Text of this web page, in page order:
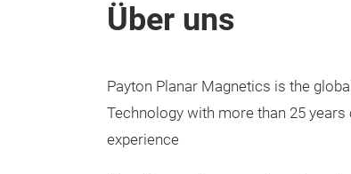
Über uns
Payton Planar Magnetics is the
Technology with more than 25
experience